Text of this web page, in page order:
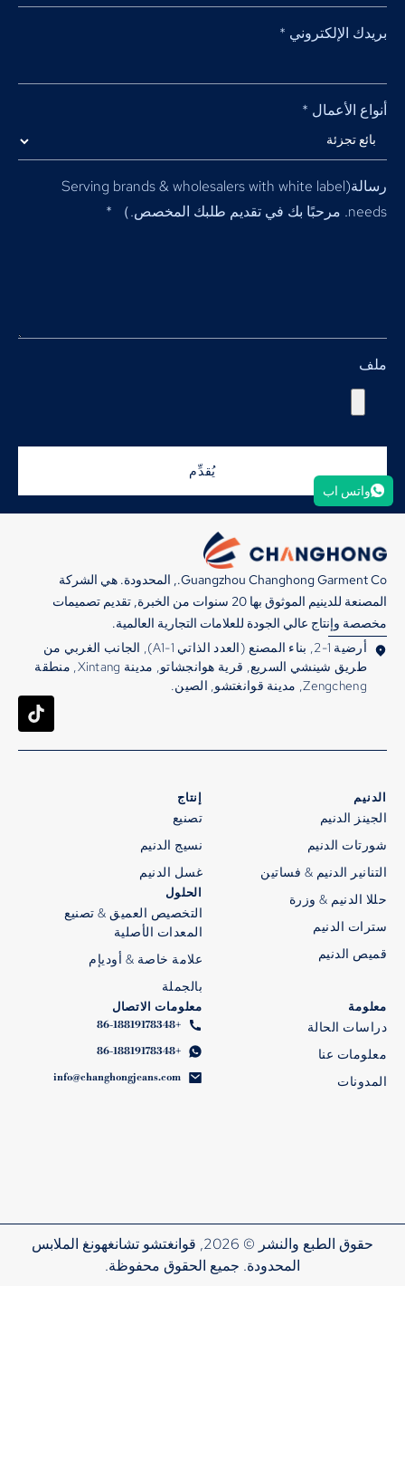
بريدك الإلكتروني *
أنواع الأعمال *
رسالة(Serving brands & wholesalers with white label
needs. مرحبًا بك في تقديم طلبك المخصص.） *
ملف
يُقدِّم
Guangzhou Changhong Garment Co., المحدودة. هي الشركة
المصنعة للدينيم الموثوق بها 20 سنوات من الخبرة, تقديم تصميمات
مخصصة وإنتاج عالي الجودة للعلامات التجارية العالمية.
أرضية 1-2, بناء المصنع (العدد الذاتي A1-1), الجانب الغربي من
طريق شينشي السريع, قرية هوانجشاتو, مدينة Xintang, منطقة
Zengcheng, مدينة قوانغتشو, الصين.
الدنيم
الجينز الدنيم
شورتات الدنيم
التنانير الدنيم & فساتين
حللا الدنيم & وزرة
سترات الدنيم
قميص الدنيم
إنتاج
تصنيع
نسيج الدنيم
غسل الدنيم
الحلول
التخصيص العميق & تصنيع
المعدات الأصلية
علامة خاصة & أوديإم
بالجملة
معلومة
دراسات الحالة
معلومات عنا
المدونات
معلومات الاتصال
+86-18819178348
+86-18819178348
info@changhongjeans.com
حقوق الطبع والنشر © 2026, قوانغتشو تشانغهونغ الملابس
المحدودة. جميع الحقوق محفوظة.
واتس اب